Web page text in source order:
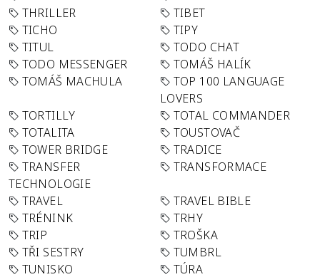
THRILLER
TIBET
TICHO
TIPY
TITUL
TODO CHAT
TODO MESSENGER
TOMÁŠ HALÍK
TOMÁŠ MACHULA
TOP 100 LANGUAGE
LOVERS
TORTILLY
TOTAL COMMANDER
TOTALITA
TOUSTOVAČ
TOWER BRIDGE
TRADICE
TRANSFER
TECHNOLOGIE
TRANSFORMACE
TRAVEL
TRAVEL BIBLE
TRÉNINK
TRHY
TRIP
TROŠKA
TŘI SESTRY
TUMBRL
TUNISKO
TÚRA